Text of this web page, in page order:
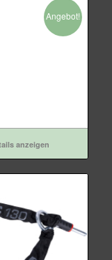
Angebot!
anzeigen